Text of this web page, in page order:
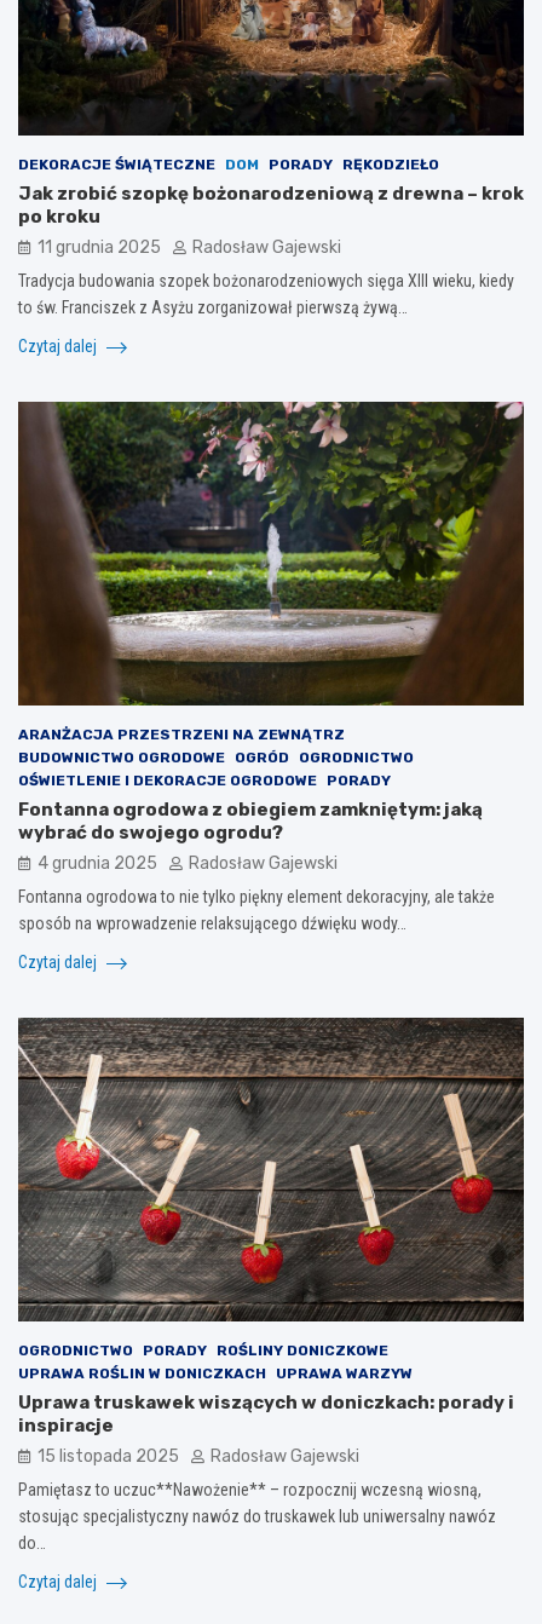
DEKORACJE ŚWIĄTECZNE DOM PORADY RĘKODZIEŁO
Jak zrobić szopkę bożonarodzeniową z drewna – krok
po kroku
11 grudnia 2025 Radosław Gajewski
Tradycja budowania szopek bożonarodzeniowych sięga XIII wieku, kiedy
to św. Franciszek z Asyżu zorganizował pierwszą żywą…
Czytaj dalej
ARANŻACJA PRZESTRZENI NA ZEWNĄTRZ
BUDOWNICTWO OGRODOWE
OGRÓD
OGRODNICTWO
OŚWIETLENIE I DEKORACJE OGRODOWE
PORADY
Fontanna ogrodowa z obiegiem zamkniętym: jaką
wybrać do swojego ogrodu?
4 grudnia 2025 Radosław Gajewski
Fontanna ogrodowa to nie tylko piękny element dekoracyjny, ale także
sposób na wprowadzenie relaksującego dźwięku wody…
Czytaj dalej
OGRODNICTWO PORADY
ROŚLINY DONICZKOWE
UPRAWA ROŚLIN W DONICZKACH
UPRAWA WARZYW
Uprawa truskawek wiszących w doniczkach: porady i
inspiracje
15 listopada 2025 Radosław Gajewski
Pamiętasz to uczuc**Nawożenie** – rozpocznij wczesną wiosną,
stosując specjalistyczny nawóz do truskawek lub uniwersalny nawóz
do…
Czytaj dalej